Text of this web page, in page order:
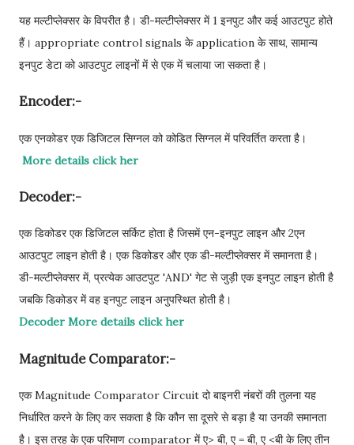
यह मल्टीप्लेक्सर के विपरीत है। डी-मल्टीप्लेक्सर में 1 इनपुट और कई आउटपुट होते
हैं। appropriate control signals के application के साथ, सामान्य
इनपुट डेटा को आउटपुट लाइनों में से एक में चलाया जा सकता है।
Encoder:-
एक एनकोडर एक डिजिटल सिग्नल को कोडित सिग्नल में परिवर्तित करता है।
More details click her
Decoder:-
एक डिकोडर एक डिजिटल सर्किट होता है जिसमें एन-इनपुट लाइन और 2एन
आउटपुट लाइन होती है। एक डिकोडर और एक डी-मल्टीप्लेक्सर में समानता है।
डी-मल्टीप्लेक्सर में, प्रत्येक आउटपुट 'AND' गेट से जुड़ी एक इनपुट लाइन होती है
जबकि डिकोडर में वह इनपुट लाइन अनुपस्थित होती है।
Decoder More details click her
Magnitude Comparator:-
एक Magnitude Comparator Circuit दो बाइनरी नंबरों की तुलना यह
निर्धारित करने के लिए कर सकता है कि कौन सा दूसरे से बड़ा है या उनकी समानता
है। इस तरह के एक परिमाण comparator में ए> बी, ए = बी, ए <बी के लिए तीन